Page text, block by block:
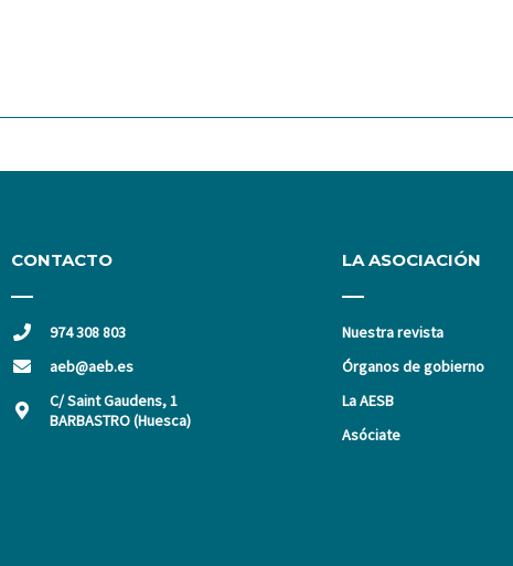
CONTACTO
974 308 803
aeb@aeb.es
C/ Saint Gaudens, 1
BARBASTRO (Huesca)
LA ASOCIACIÓN
Nuestra revista
Órganos de gobierno
La AESB
Asóciate